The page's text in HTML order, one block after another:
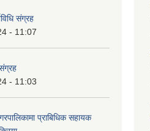
संग्रह
- 11:07
- 11:03
प्राबिधिक सहायक